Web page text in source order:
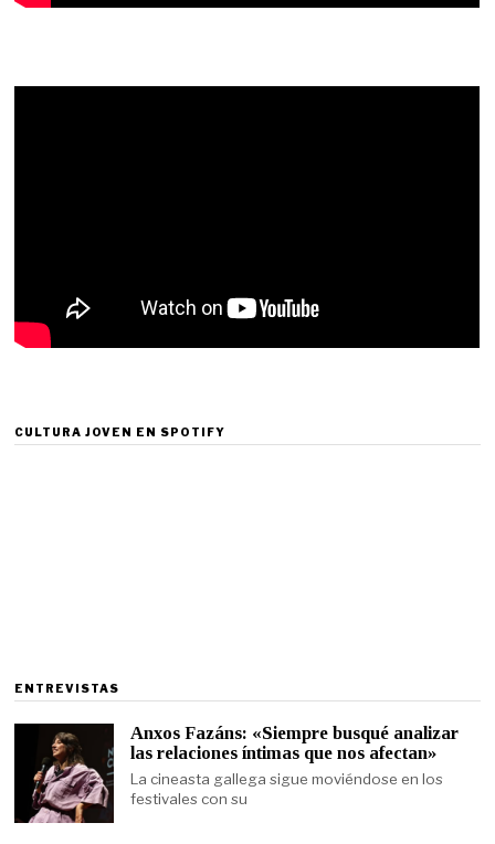
CULTURA JOVEN EN SPOTIFY
ENTREVISTAS
Anxos Fazáns: «Siempre busqué analizar
las relaciones íntimas que nos afectan»
La cineasta gallega sigue moviéndose en los
festivales con su